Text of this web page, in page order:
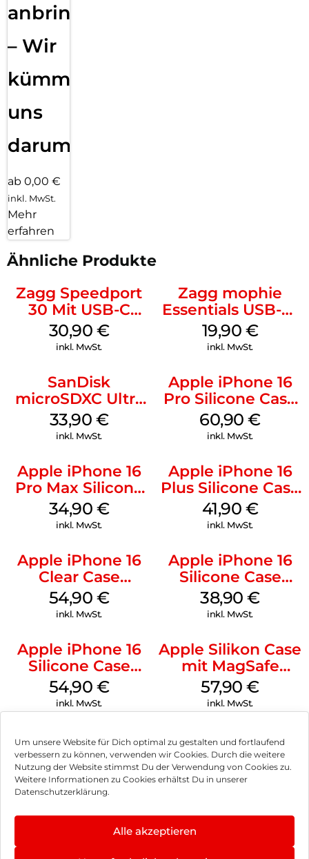
Um unsere Website für Dich optimal zu gestalten und fortlaufend
verbessern zu können, verwenden wir Cookies. Durch die weitere
Nutzung der Website stimmst Du der Verwendung von Cookies zu.
Weitere Informationen zu Cookies erhältst Du in unserer
Datenschutzerklärung.
Alle akzeptieren
anbringen
– Wir
kümmern
uns
darum!
ab 0,00 €
inkl. MwSt.
Mehr
erfahren
Ähnliche Produkte
Zagg Speedport
30 Mit USB-C
Kabel Weiß
30,90 €
inkl. MwSt.
Zagg mophie
Essentials USB-C-
20W Charger PD
Weiß
19,90 €
inkl. MwSt.
SanDisk
microSDXC Ultra
128 GB + Adapter
Mobile
33,90 €
inkl. MwSt.
Apple iPhone 16
Pro Silicone Case
MagSafe Stone
Gray
60,90€
inkl. MwSt.
Apple iPhone 16
Pro Max Silicone
Case MagSafe
Denim
34,90 €
inkl. MwSt.
Apple iPhone 16
Plus Silicone Case
MagSafe Stone
Gray
41,90 €
inkl. MwSt.
Apple iPhone 16
Clear Case
MagSafe
Transparent
54,90 €
inkl. MwSt.
Apple iPhone 16
Silicone Case
MagSafe
Ultramarine
38,90€
inkl. MwSt.
Apple iPhone 16
Silicone Case
MagSafe Black
54,90 €
inkl. MwSt.
Apple Silikon Case
mit MagSafe
iPhone 14 Pro
(PRODUCT)RED
57,90€
inkl. MwSt.
Impressum